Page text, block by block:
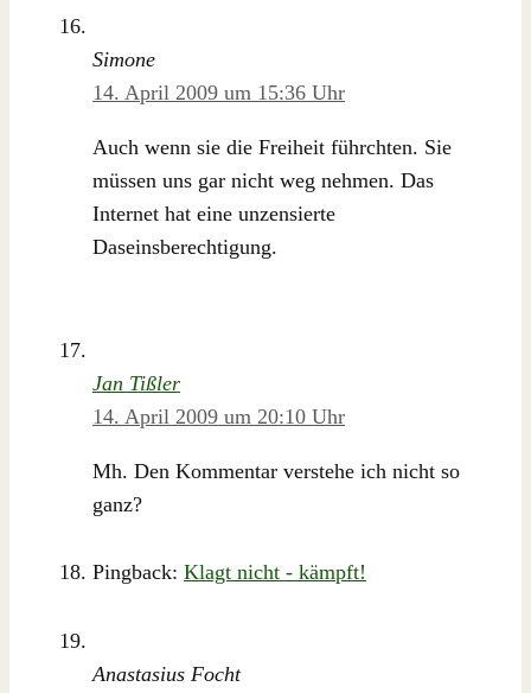
Simone
14. April 2009 um 15:36 Uhr
Auch wenn sie die Freiheit führchten. Sie
müssen uns gar nicht weg nehmen. Das
Internet hat eine unzensierte
Daseinsberechtigung.
Jan Tißler
14. April 2009 um 20:10 Uhr
Mh. Den Kommentar verstehe ich nicht so
ganz?
Pingback: Klagt nicht - kämpft!
Anastasius Focht